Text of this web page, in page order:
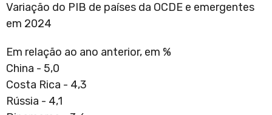
Variação do PIB de países da OCDE e emergentes
em 2024
Em relação ao ano anterior, em %
China - 5,0
Costa Rica - 4,3
Rússia - 4,1